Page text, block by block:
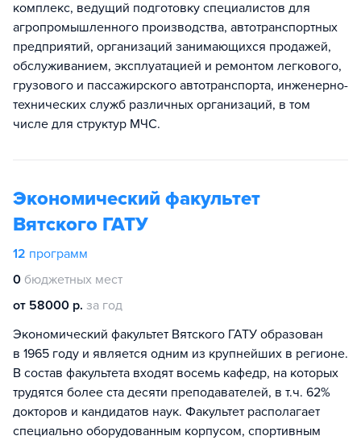
комплекс, ведущий подготовку специалистов для
агропромышленного производства, автотранспортных
предприятий, организаций занимающихся продажей,
обслуживанием, эксплуатацией и ремонтом легкового,
грузового и пассажирского автотранспорта, инженерно-
технических служб различных организаций, в том
числе для структур МЧС.
Экономический факультет
Вятского ГАТУ
12 программ
0 бюджетных мест
от 58000 р. за год
Экономический факультет Вятского ГАТУ образован
в 1965 году и является одним из крупнейших в регионе.
В состав факультета входят восемь кафедр, на которых
трудятся более ста десяти преподавателей, в т.ч. 62%
докторов и кандидатов наук. Факультет располагает
специально оборудованным корпусом, спортивным